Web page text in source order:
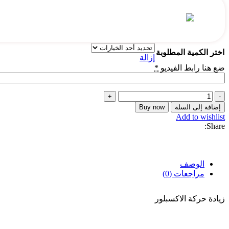
اختر الكمية المطلوبة
إزالة
ضع هنا رابط الفيديو *
إضافة إلى السلة Buy now
Add to wishlist
Share:
الوصف
مراجعات (0)
زيادة حركة الاكسبلور